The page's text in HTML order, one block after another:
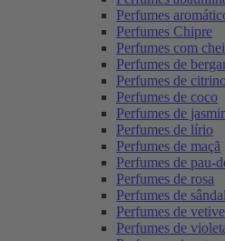
Perfumes
Perfumes Chipre
Perfumes com
Perfumes de
Perfumes de
Perfumes de coco
Perfumes de
Perfumes de lírio
Perfumes de maçã
Perfumes de pau-
Perfumes de rosa
Perfumes de
Perfumes de
Perfumes de